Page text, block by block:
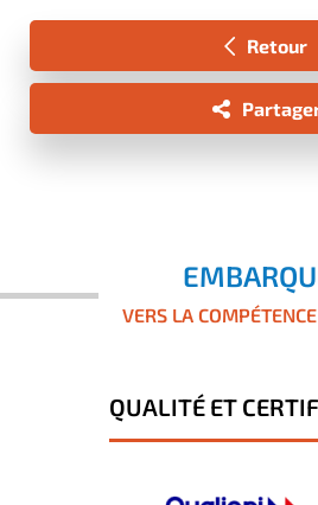
Retour
VERS LA
QUALITÉ ET